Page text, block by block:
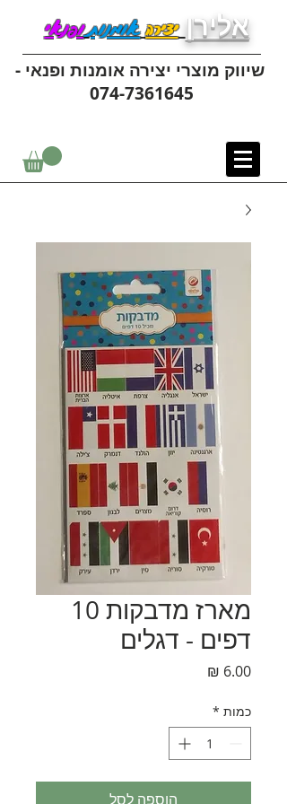
אלירן יצירהאומנותופנאי
שיווק מוצרי יצירה אומנות ופנאי -
074-7361645
מארז מדבקות 10
דפים - דגלים
כמות *
הוספה לסל